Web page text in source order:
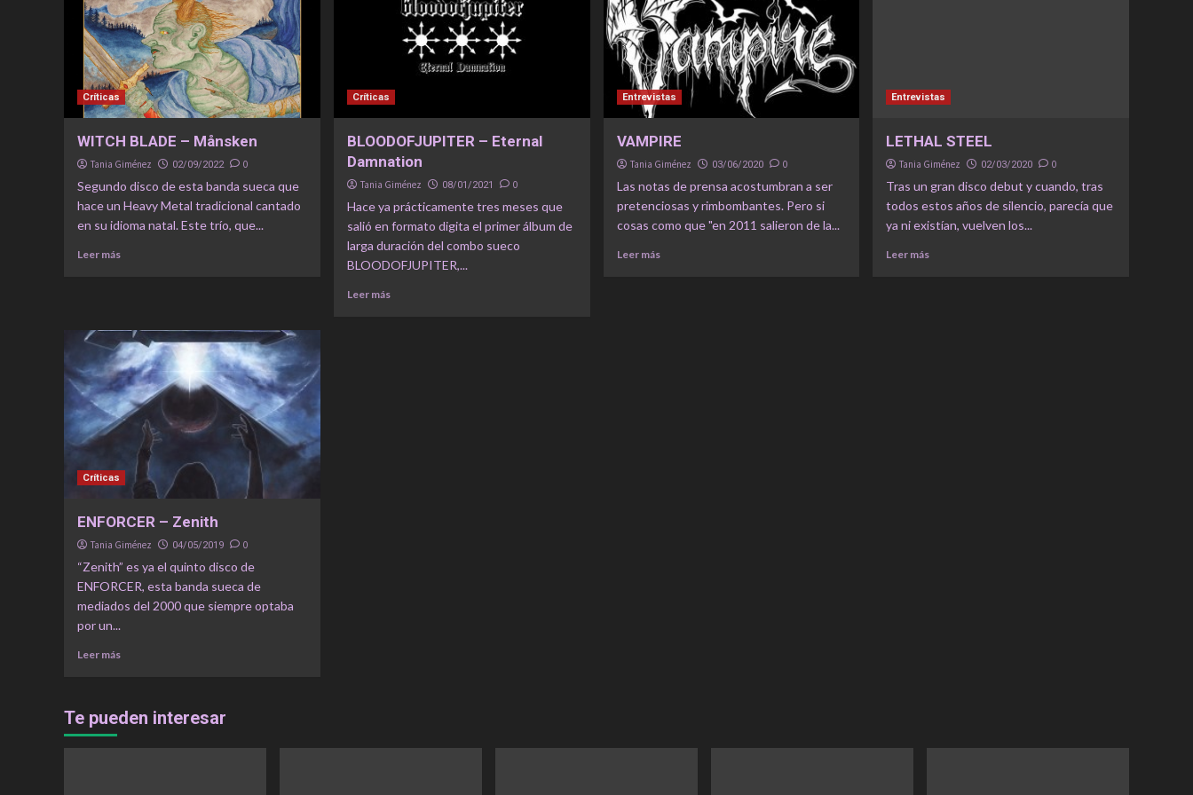
Críticas
WITCH BLADE – Månsken
Tania Giménez 02/09/2022 0
Segundo disco de esta banda sueca que
hace un Heavy Metal tradicional cantado
en su idioma natal. Este trío, que...
Leer más
Críticas
BLOODOFJUPITER – Eternal
Damnation
Tania Giménez 08/01/2021 0
Hace ya prácticamente tres meses que
salió en formato digita el primer álbum de
larga duración del combo sueco
BLOODOFJUPITER,...
Leer más
Entrevistas
VAMPIRE
Tania Giménez 03/06/2020 0
Las notas de prensa acostumbran a ser
pretenciosas y rimbombantes. Pero si
cosas como que "en 2011 salieron de la...
Leer más
Entrevistas
LETHAL STEEL
Tania Giménez 02/03/2020 0
Tras un gran disco debut y cuando, tras
todos estos años de silencio, parecía que
ya ni existían, vuelven los...
Leer más
Críticas
ENFORCER – Zenith
Tania Giménez 04/05/2019 0
“Zenith” es ya el quinto disco de
ENFORCER, esta banda sueca de
mediados del 2000 que siempre optaba
por un...
Leer más
Te pueden interesar